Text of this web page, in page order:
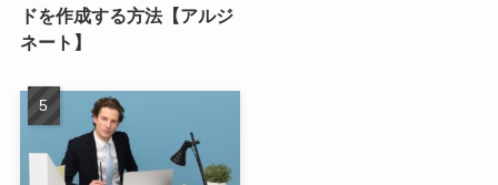
ドを作成する方法【アルジ
ネート】